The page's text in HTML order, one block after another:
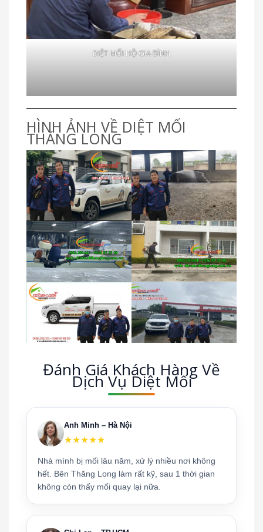
DIỆT MỐI HỘ GIA ĐÌNH
HÌNH ẢNH VỀ DIỆT MỐI
THĂNG LONG
Đánh Giá Khách Hàng Về
Dịch Vụ Diệt Mối
Anh Minh – Hà Nội
★★★★★
Nhà mình bị mối lâu năm, xử lý nhiều nơi không
hết. Bên Thăng Long làm rất kỹ, sau 1 thời gian
không còn thấy mối quay lại nữa.